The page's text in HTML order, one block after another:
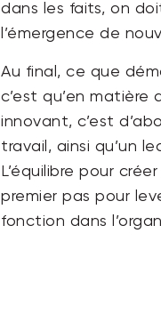
dans les faits, on
l’émergence de
Au final, ce que
c’est qu’en
innovant, c’est
travail, ainsi qu’un
L’équilibre pour
premier pas pour
fonction dans